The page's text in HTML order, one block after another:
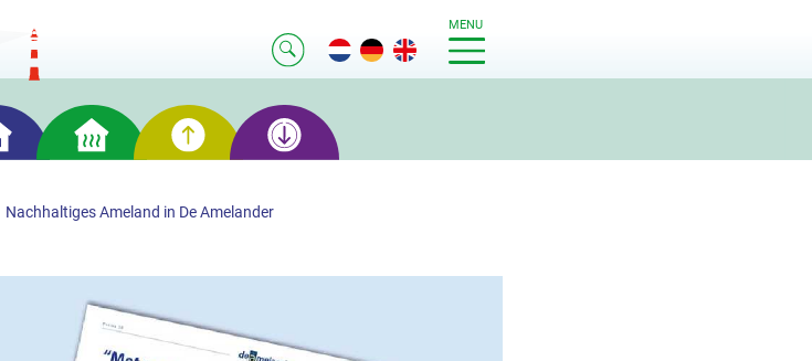
MENU
Nachhaltiges Ameland in De Amelander